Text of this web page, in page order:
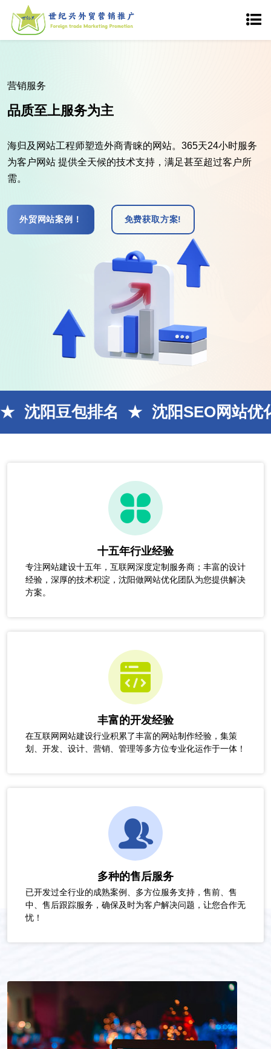
营销服务
品质至上服务为主
海归及网站工程师塑造外商青睐的网站。365天24小时服务
为客户网站 提供全天候的技术支持，满足甚至超过客户所
需。
外贸网站案例！ 免费获取方案!
排名 沈阳SEO网站优化 AI
十五年行业经验
专注网站建设十五年，互联网深度定制服务商；丰富的设计
经验，深厚的技术积淀，沈阳做网站优化团队为您提供解决
方案。
丰富的开发经验
在互联网网站建设行业积累了丰富的网站制作经验，集策
划、开发、设计、营销、管理等多方位专业化运作于一体！
多种的售后服务
已开发过全行业的成熟案例、多方位服务支持，售前、售
中、售后跟踪服务，确保及时为客户解决问题，让您合作无
忧！